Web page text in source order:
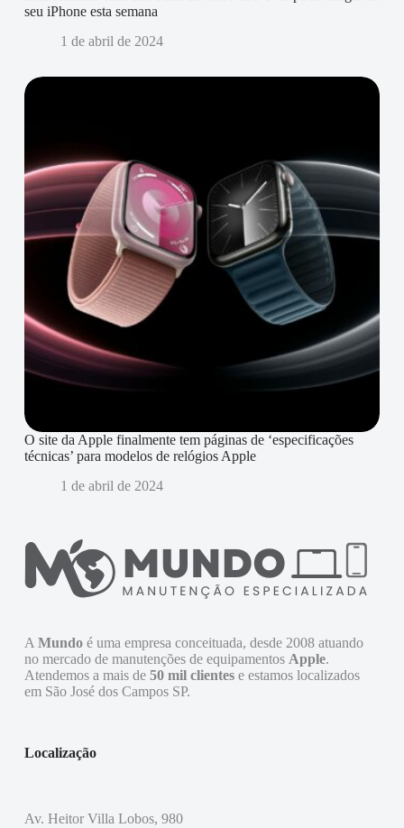
seu iPhone esta semana
1 de abril de 2024
O site da Apple finalmente tem páginas de ‘especificações
técnicas’ para modelos de relógios Apple
1 de abril de 2024
A Mundoé uma empresa conceituada, desde 2008 atuando
no mercado de manutenções de equipamentos Apple.
Atendemos a mais de 50 mil clientese estamos localizados
em São José dos Campos SP.
Localização
Av. Heitor Villa Lobos, 980